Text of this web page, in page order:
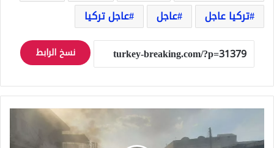
تركيا عاجل
عاجل عاجل تركيا
نسخ الرابط
تفجير